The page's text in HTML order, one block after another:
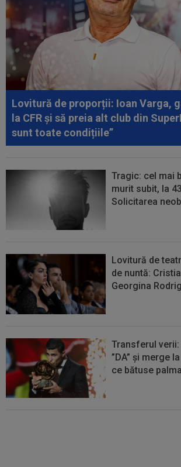
00:34 EXCLUSIV
2 la 1: au dat verdictul
controversată fază din UTA - Rapid...
00:27 EXCLUSIV
Radu Naum, reacția
Marius Șumudică a început negocierile cu
00:14 OFICIAL
Dezastru: după
transferul la încă o echipă de UCL! Picat
Lovitură de proporții: Ioan Varga,
la CFR și să preia alt club din
sunt toate condițiile”
Tragic: cel mai
murit subit, la
Solicitarea
Lovitură de
de nuntă:
Georgina
Transferul
”DA” și merge
ce bătuse